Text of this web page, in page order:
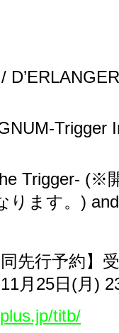
Trigger
Trigger- (※
ます。 )
先行予約】
11月 25日 (月 )
titb/